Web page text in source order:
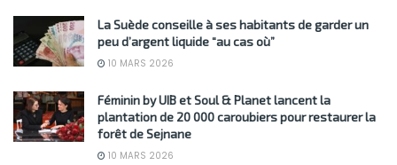
La Suède conseille à ses habitants de garder un
peu d’argent liquide “au cas où”
10 MARS 2026
Féminin by UIB et Soul & Planet lancent la
plantation de 20 000 caroubiers pour restaurer la
forêt de Sejnane
10 MARS 2026